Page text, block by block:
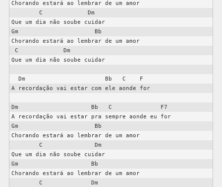
Chorando estará ao lembrar de um amor
Que um dia não soube cuidar
Gm                      Bb
Chorando estará ao lembrar de um amor
Que um dia não soube cuidar
A recordação vai estar com ele aonde for
Dm                     Bb   C              F7
A recordação vai estar pra sempre aonde eu for
Gm                      Bb
Chorando estará ao lembrar de um amor
Que um dia não soube cuidar
Gm                     Bb
Chorando estará ao lembrar de um amor